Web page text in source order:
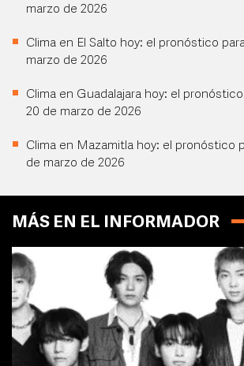
marzo de 2026
Clima en El Salto hoy: el pronóstico
marzo de 2026
Clima en Guadalajara hoy: el
20 de marzo de 2026
Clima en Mazamitla hoy: el pronóstico
de marzo de 2026
MÁS EN EL INFORMADOR